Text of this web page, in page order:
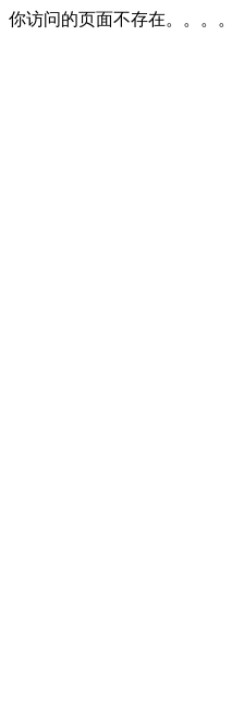
你访问的页面不存在。。。。